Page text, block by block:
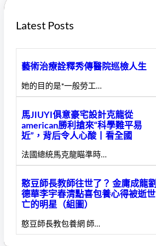
Latest Posts
藝術治療詮釋秀傳醫院巡檢人生
她的目的是*一般勞工…
馬JIUYI俱意豪宅設計克龍從
american勝利搶來“科學難平易
近”，背后令人心酸丨看全國
法國總統馬克龍瞄準時…
憨豆師長教師往世了？ 金庸成龍劉
德華李宇春清點喜包養心得被逝世
亡的明星（組圖）
憨豆師長教包養網 師…